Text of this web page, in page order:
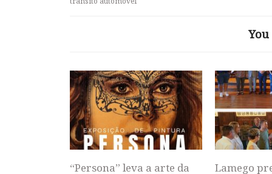
“Persona” leva a arte da Lamego